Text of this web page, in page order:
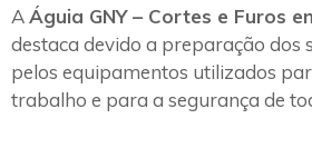
AÁguia GNY – Cortes e Furos
destaca devido a preparação dos
pelos equipamentos utilizados
trabalho e para a segurança de